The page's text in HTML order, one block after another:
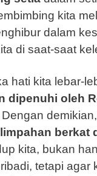
kita
dalam
di saat-saat
hati kita lebar-
dipenuhi oleh
berkat
kita, bukan
tetapi agar